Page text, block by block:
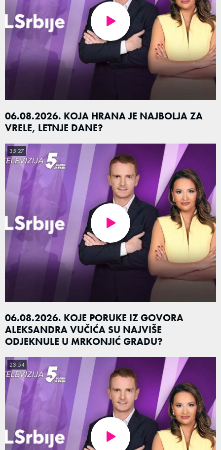
06.08.2026. KOJA HRANA JE NAJBOLJA ZA
VRELE, LETNJE DANE?
06.08.2026. KOJE PORUKE IZ GOVORA
ALEKSANDRA VUČIĆA SU NAJVIŠE
ODJEKNULE U MRKONJIĆ GRADU?
35:27
23:54